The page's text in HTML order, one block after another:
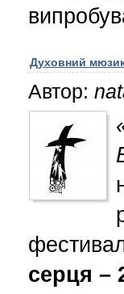
Духовний
Автор:
серця –